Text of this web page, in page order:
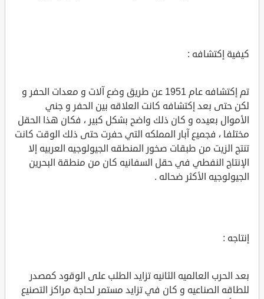
كيفية إكتشافه :
تم إكتشافه عام 1951 عن طريق وضع آلات و معدات الحفر و
لكن حتى بعد إكتشافه كانت العلاقه بين الحفر و جني
الأموال بعيده و كان ذلك واضح بشكل كبير ، فكان هذا الحقل
مختلفا ، فجميع آبار المملكه التي حفرت حتى ذلك الوقت كانت
تنتج الزيت من طبقات صخور المنطقه الجيولوجيه العربيه إلا
الإنتاج النفطي في حقل السفانيه كان من منطقة البحرين
الجيولوجيه الأكثر ضحاله .
إنتاجه :
بعد الحرب العالميه الثانيه تزايد الطلب على الوقود كمصدر
للطاقه الصناعيه و كان في تزايد مستمر لحاجة مراكز التصنيع